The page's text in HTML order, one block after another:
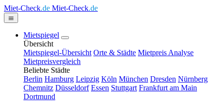
Miet-Check.de Miet-Check.de
Mietspiegel
Übersicht
Mietspiegel-Übersicht Orte & Städte Mietpreis Analyse
Mietpreisvergleich
Beliebte Städte
Berlin Hamburg Leipzig Köln München Dresden Nürnberg
Chemnitz Düsseldorf Essen Stuttgart Frankfurt am Main
Dortmund